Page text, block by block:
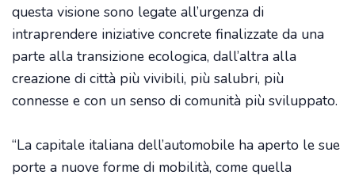
questa visione sono legate all’urgenza di
intraprendere iniziative concrete finalizzate da una
parte alla transizione ecologica, dall’altra alla
creazione di città più vivibili, più salubri, più
connesse e con un senso di comunità più sviluppato.
“La capitale italiana dell’automobile ha aperto le sue
porte a nuove forme di mobilità, come quella